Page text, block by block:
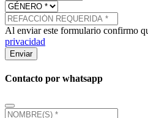
Al enviar este formulario confirmo
privacidad
Enviar
Contacto por whatsapp